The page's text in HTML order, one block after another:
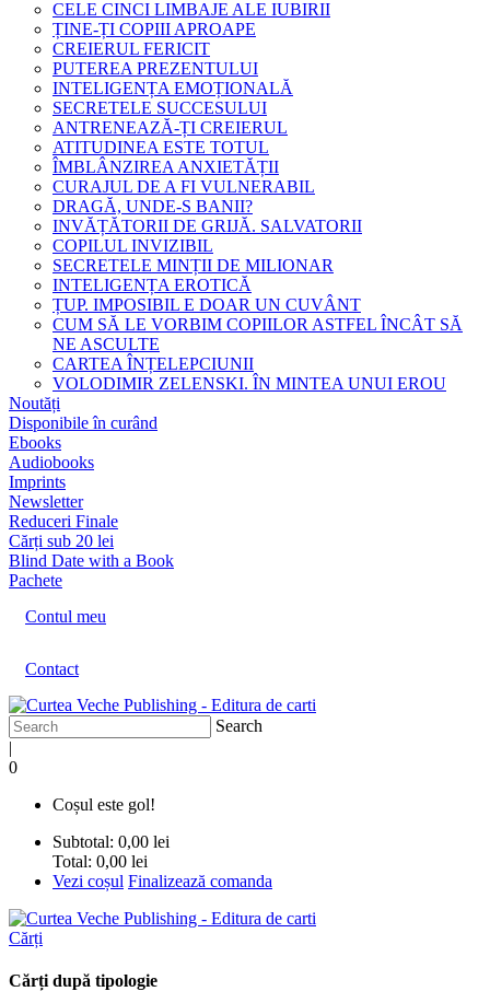
CELE CINCI LIMBAJE ALE IUBIRII
ȚINE-ȚI COPIII APROAPE
CREIERUL FERICIT
PUTEREA PREZENTULUI
INTELIGENȚA EMOȚIONALĂ
SECRETELE SUCCESULUI
ANTRENEAZĂ-ȚI CREIERUL
ATITUDINEA ESTE TOTUL
ÎMBLÂNZIREA ANXIETĂȚII
CURAJUL DE A FI VULNERABIL
DRAGĂ, UNDE-S BANII?
INVĂȚĂTORII DE GRIJĂ. SALVATORII
COPILUL INVIZIBIL
SECRETELE MINȚII DE MILIONAR
INTELIGENȚA EROTICĂ
ȚUP. IMPOSIBIL E DOAR UN CUVÂNT
CUM SĂ LE VORBIM COPIILOR ASTFEL ÎNCÂT SĂ
NE ASCULTE
CARTEA ÎNȚELEPCIUNII
VOLODIMIR ZELENSKI. ÎN MINTEA UNUI EROU
Noutăți
Disponibile în curând
Ebooks
Audiobooks
Imprints
Newsletter
Reduceri Finale
Cărți sub 20 lei
Blind Date with a Book
Pachete
Contul meu
Contact
Search
|
0
Coșul este gol!
Subtotal: 0,00 lei
Total: 0,00 lei
Vezi coșul Finalizează comanda
Cărți
Cărți după tipologie